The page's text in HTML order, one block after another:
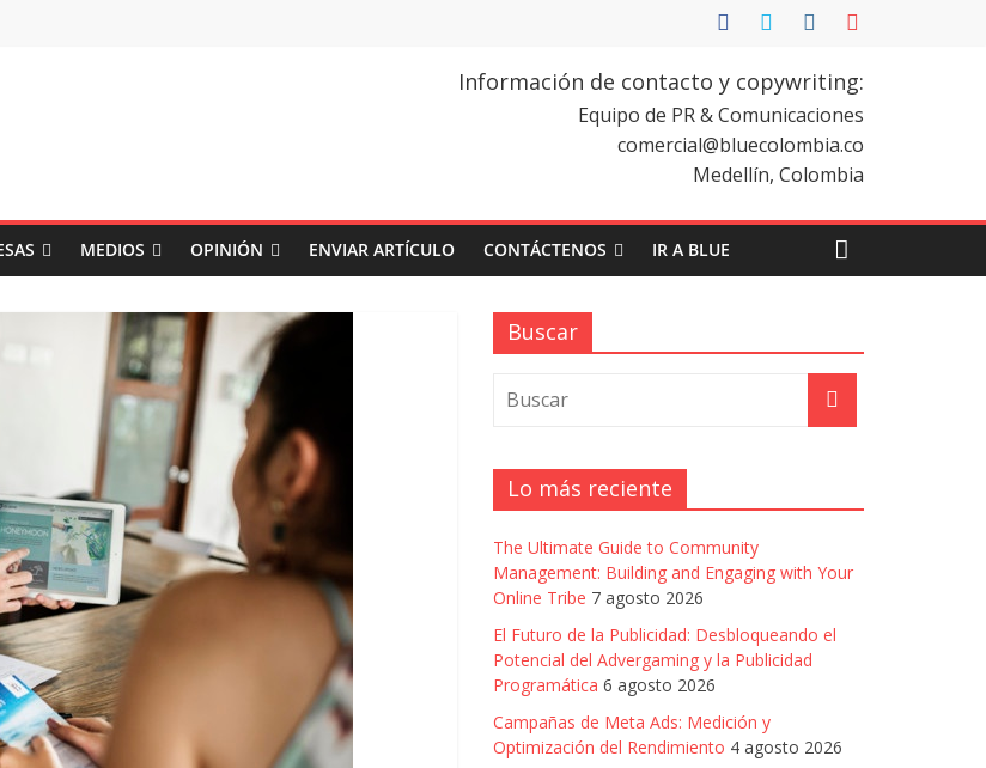
Información de contacto y copywriting:
Equipo de PR & Comunicaciones
comercial@bluecolombia.co
Medellín, Colombia
MEDIOS OPINIÓN ENVIAR ARTÍCULO CONTÁCTENOS IR A BLUE
Buscar
Lo más reciente
The Ultimate Guide to Community
Management: Building and Engaging with Your
Online Tribe 7 agosto 2026
El Futuro de la Publicidad: Desbloqueando el
Potencial del Advergaming y la Publicidad
Programática 6 agosto 2026
Campañas de Meta Ads: Medición y
Optimización del Rendimiento 4 agosto 2026